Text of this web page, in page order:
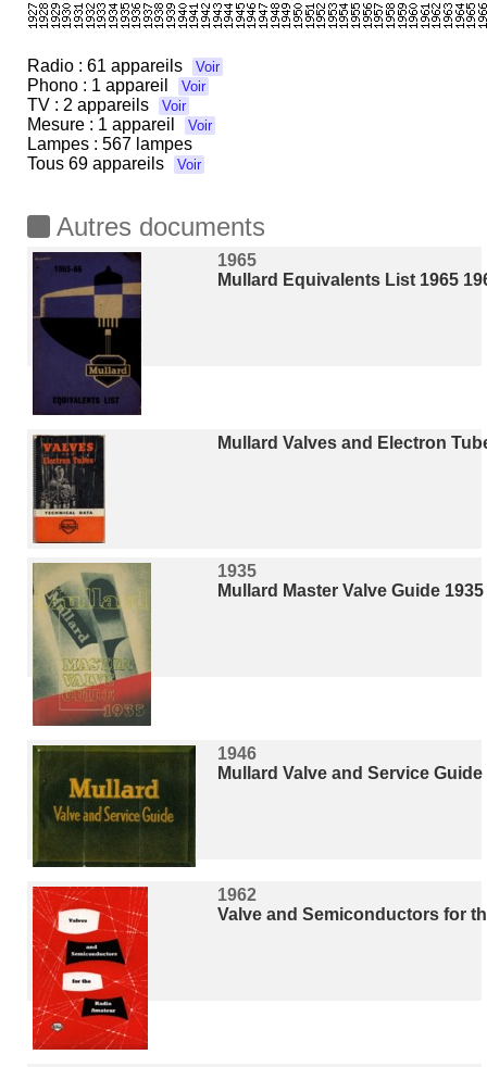
Radio : 61 appareils Voir
Phono : 1 appareil Voir
TV : 2 appareils Voir
Mesure : 1 appareil Voir
Lampes : 567 lampes
Tous 69 appareils Voir
Autres documents
1965
Mullard Equivalents List 1965
Mullard Valves and Electron
1935
Mullard Master Valve Guide 1935
1946
Mullard Valve and Service Guide
1962
Valve and Semiconductors for